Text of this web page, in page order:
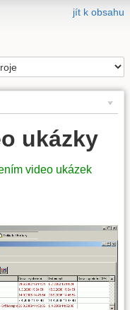
jít k obsahu
ukázky
video ukázek